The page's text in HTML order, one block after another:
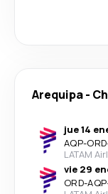
Arequipa-
jue 14
AQP-ORD·
LATAM
vie 29
ORD-AQP·